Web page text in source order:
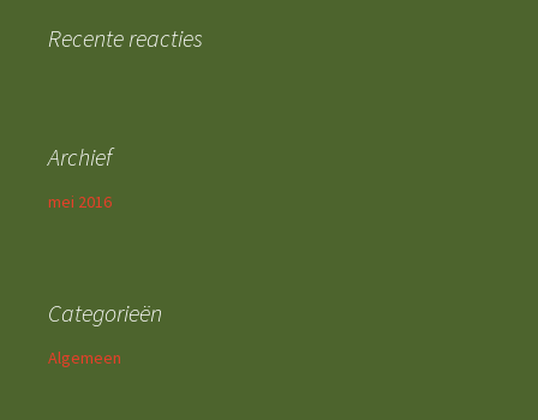
Recente reacties
Archief
mei 2016
Categorieën
Algemeen